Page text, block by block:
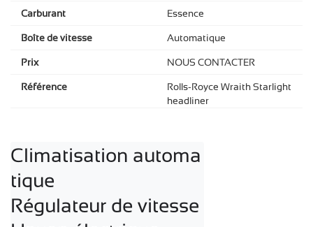
Carburant
Essence
Boîte de vitesse Automatique
Prix NOUS CONTACTER
Référence
Rolls-Royce Wraith Starlight
headliner
Climatisation automa
tique
Régulateur de vitesse